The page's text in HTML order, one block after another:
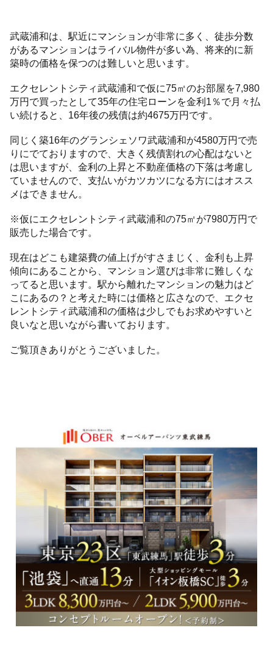
武蔵浦和は、駅近にマンションが非常に多く、徒歩分数
があるマンションはライバル物件が多い為、将来的に新
築時の価格を保つのは難しいと思います。
エクセレントシティ武蔵浦和で仮に75㎡のお部屋を7,980
万円で買ったとして35年の住宅ローンを金利1％で月々払
い続けると、16年後の残債は約4675万円です。
同じく築16年のグランシェソワ武蔵浦和が4580万円で売
りにでておりますので、大きく残債割れの心配はないと
は思いますが、金利の上昇と不動産価格の下落は考慮し
ていませんので、支払いがカツカツになる方にはオスス
メはできません。
※仮にエクセレントシティ武蔵浦和の75㎡が7980万円で
販売した場合です。
現在はどこも建築費の値上げがすさまじく、金利も上昇
傾向にあることから、マンション選びは非常に難しくな
ってると思います。駅から離れたマンションの魅力はど
こにあるの？と考えた時には価格と広さなので、エクセ
レントシティ武蔵浦和の価格は少しでもお求めやすいと
良いなと思いながら書いております。
ご覧頂きありがとうございました。